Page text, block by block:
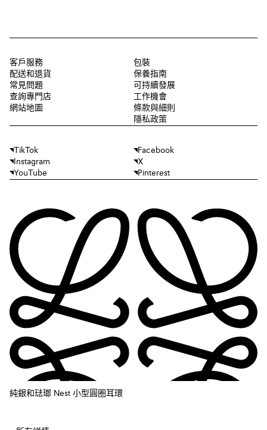
純銀和琺瑯 Nest 小型圓圈耳環
客戶服務
配送和退貨
常見問題
查詢專門店
網站地圖
包裝
保養指南
可持續發展
工作機會
條款與細則
隱私政策
TikTok
Facebook
Instagram
X
YouTube
Pinterest